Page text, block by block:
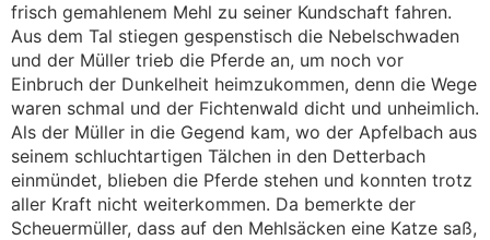
frisch gemahlenem Mehl zu seiner Kundschaft fahren.
Aus dem Tal stiegen gespenstisch die Nebelschwaden
und der Müller trieb die Pferde an, um noch vor
Einbruch der Dunkelheit heimzukommen, denn die Wege
waren schmal und der Fichtenwald dicht und unheimlich.
Als der Müller in die Gegend kam, wo der Apfelbach aus
seinem schluchtartigen Tälchen in den Detterbach
einmündet, blieben die Pferde stehen und konnten trotz
aller Kraft nicht weiterkommen. Da bemerkte der
Scheuermüller, dass auf den Mehlsäcken eine Katze saß,